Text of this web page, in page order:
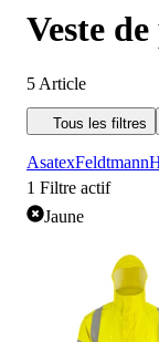
Veste
5 Article
Tous les filtres
AsatexFeldtmann
1 Filtre actif
Jaune